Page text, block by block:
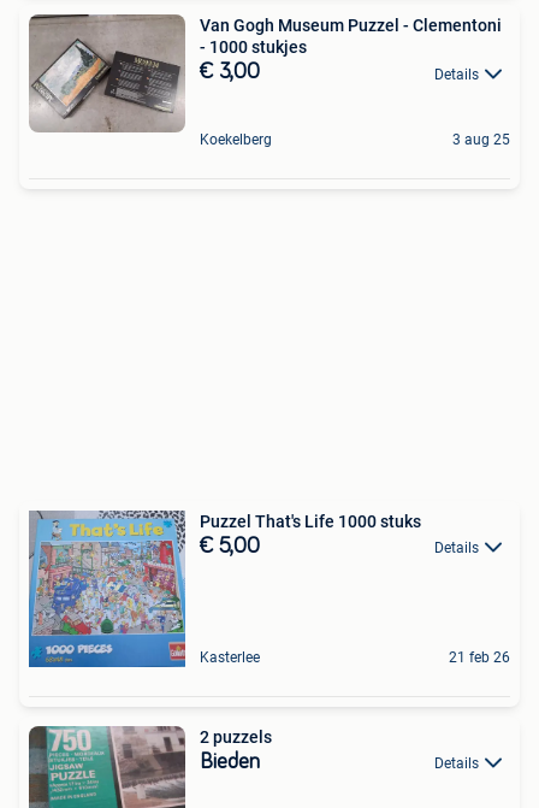
Van Gogh Museum Puzzel - Clementoni
- 1000 stukjes
€ 3,00 Details
Koekelberg 3 aug 25
Puzzel That's Life 1000 stuks
€ 5,00 Details
Kasterlee 21 feb 26
2 puzzels
Bieden Details